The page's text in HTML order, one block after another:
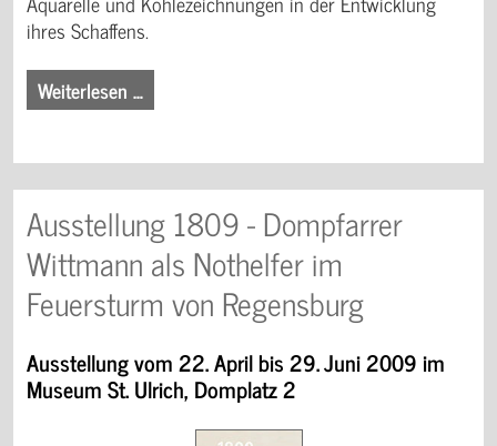
ihres Schaffens.
Weiterlesen …
Ausstellung 1809 - Dompfarrer
Wittmann als Nothelfer im
Feuersturm von Regensburg
Ausstellung vom 22. April bis 29. Juni 2009 im
Museum St. Ulrich, Domplatz 2